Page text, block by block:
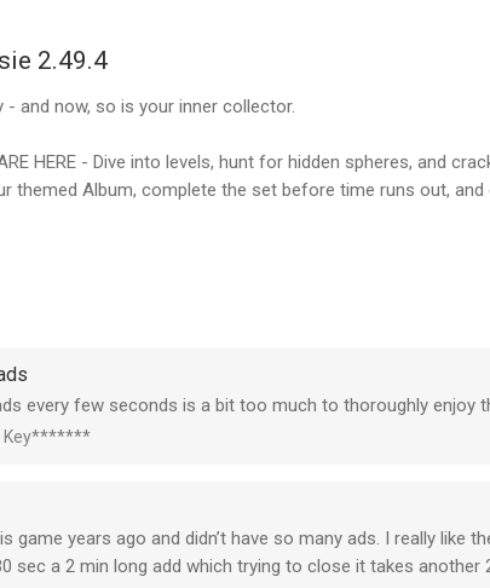
2.49.4
- and now, so is your inner collector.
ARE HERE - Dive into levels, hunt for hidden spheres, and
themed Album, complete the set before time runs out,
Turn them into coins and keep hunting.
now!
every few seconds is a bit too much to thoroughly enjoy
Key*******
game years ago and didn’t have so many ads. I really like
sec a 2 min long add which trying to close it takes another